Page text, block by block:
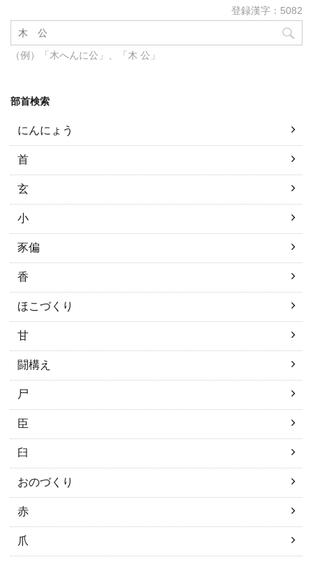
登録漢字：5082
（例）「木へんに公」、「木 公」
部首検索
にんにょう
首
玄
小
豕偏
香
ほこづくり
甘
闘構え
尸
臣
臼
おのづくり
赤
爪